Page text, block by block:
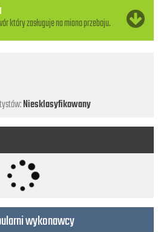
który zasługuje na miano przeboju.
Niesklasyfikowany
wykonawcy